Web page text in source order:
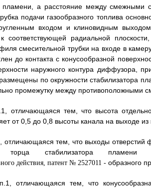
пламени, а расстояние между
подачи газообразного топлива
входом и клиновидным
соответствующей радиальной
смесительной трубки на входе в
до контакта с конусообразной
наружного контура диффузора,
по окружности стабилизатора
промежутку между противоположными
отличающаяся тем, что высота
от 0,5 до 0,8 высоты канала на выходе
тем, что выходы отверстий
стабилизатора пламени
- образного
отличающаяся тем, что